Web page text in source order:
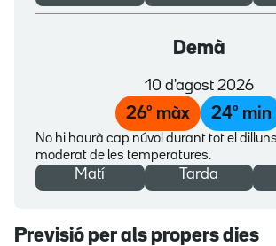
Demà
10 d'agost 2026
26º màx 24º min
No hi haurà cap núvol durant tot el
moderat de les temperatures.
Matí Tarda
Previsió per als propers dies